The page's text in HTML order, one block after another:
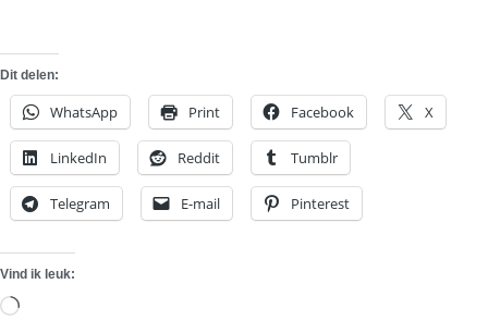
Dit delen:
WhatsApp Print Facebook X
LinkedIn Reddit Tumblr
Telegram E-mail Pinterest
Vind ik leuk:
Aan